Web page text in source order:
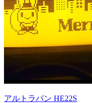
アルトラパン HE22S